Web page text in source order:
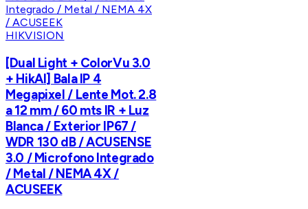
HIKVISION
[Dual Light + ColorVu 3.0
+ HikAI] Bala IP 4
Megapixel / Lente Mot. 2.8
a 12 mm / 60 mts IR + Luz
Blanca / Exterior IP67 /
WDR 130 dB / ACUSENSE
3.0 / Microfono Integrado
/ Metal / NEMA 4X /
ACUSEEK